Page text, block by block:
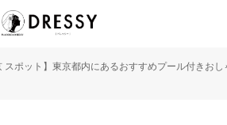
スポット】東京都内にあるおすすめプール付きお